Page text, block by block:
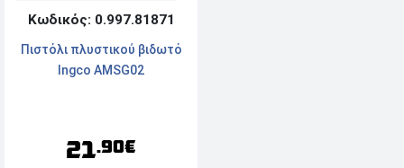
Κωδικός: 0.997.81871
Πιστόλι πλυστικού βιδωτό
Ingco AMSG02
21.90€